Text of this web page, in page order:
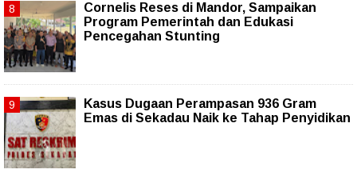
Cornelis Reses di Mandor, Sampaikan
Program Pemerintah dan Edukasi
Pencegahan Stunting
Kasus Dugaan Perampasan 936 Gram
Emas di Sekadau Naik ke Tahap Penyidikan